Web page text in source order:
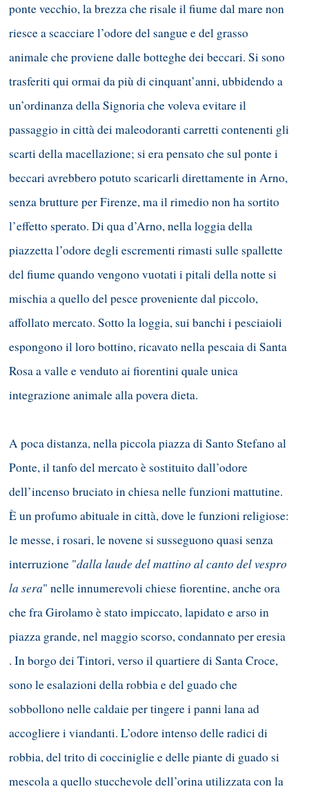
ponte vecchio, la brezza che risale il fiume dal mare non
riesce a scacciare l’odore del sangue e del grasso
animale che proviene dalle botteghe dei beccari. Si sono
trasferiti qui ormai da più di cinquant’anni, ubbidendo a
un’ordinanza della Signoria che voleva evitare il
passaggio in città dei maleodoranti carretti contenenti gli
scarti della macellazione; si era pensato che sul ponte i
beccari avrebbero potuto scaricarli direttamente in Arno,
senza brutture per Firenze, ma il rimedio non ha sortito
l’effetto sperato. Di qua d’Arno, nella loggia della
piazzetta l’odore degli escrementi rimasti sulle spallette
del fiume quando vengono vuotati i pitali della notte si
mischia a quello del pesce proveniente dal piccolo,
affollato mercato. Sotto la loggia, sui banchi i pesciaioli
espongono il loro bottino, ricavato nella pescaia di Santa
Rosa a valle e venduto ai fiorentini quale unica
integrazione animale alla povera dieta.
A poca distanza, nella piccola piazza di Santo Stefano al
Ponte, il tanfo del mercato è sostituito dall’odore
dell’incenso bruciato in chiesa nelle funzioni mattutine.
È un profumo abituale in città, dove le funzioni religiose:
le messe, i rosari, le novene si susseguono quasi senza
interruzione "dalla laude del mattino al canto del vespro
la sera" nelle innumerevoli chiese fiorentine, anche ora
che fra Girolamo è stato impiccato, lapidato e arso in
piazza grande, nel maggio scorso, condannato per eresia
. In borgo dei Tintori, verso il quartiere di Santa Croce,
sono le esalazioni della robbia e del guado che
sobbollono nelle caldaie per tingere i panni lana ad
accogliere i viandanti. L’odore intenso delle radici di
robbia, del trito di cocciniglie e delle piante di guado si
mescola a quello stucchevole dell’orina utilizzata con la